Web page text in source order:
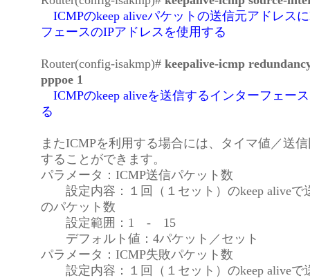
ICMPのkeep aliveパケットの送信元アドレス
フェースのIPアドレスを使用する
Router(config-isakmp)# keepalive-icmp
pppoe 1
ICMPのkeep aliveを送信するインターフェース
る
またICMPを利用する場合には、タイマ値／送
することができます。
パラメータ：ICMP送信パケット数
設定内容：１回（１セット）のkeep aliveで
のパケット数
設定範囲：1 - 15
デフォルト値：4パケット／セット
パラメータ：ICMP失敗パケット数
設定内容：１回（１セット）のkeep aliveで